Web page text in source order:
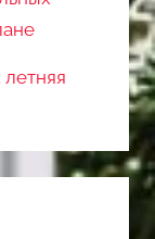
летняя